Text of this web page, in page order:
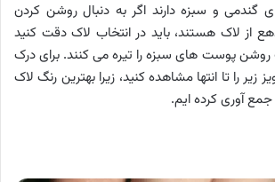
و سبزه دارند اگر به دنبال روشن کردن
از لاک هستند، باید در انتخاب لاک دقت کنید
روشن پوست های سبزه را تیره می کنند. برای درک
زیر را تا انتها مشاهده کنید، زیرا بهترین رنگ لاک
آوری کرده ایم.